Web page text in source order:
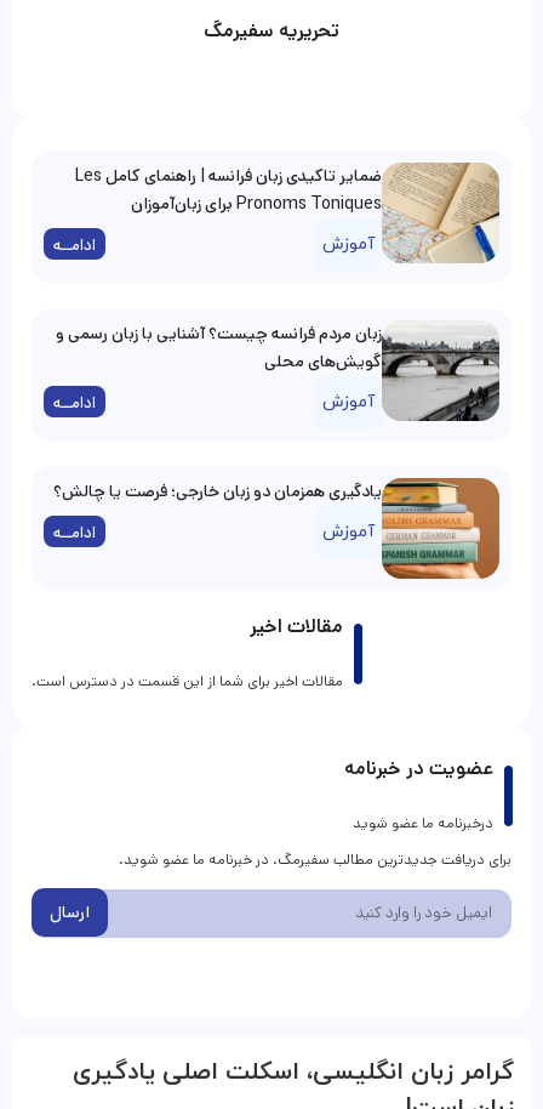
تحریریه سفیرمگ
مقالات اخیر
مقالات اخیر برای شما از این قسمت در دسترس است.
ضمایر تاکیدی زبان فرانسه | راهنمای کامل Les
Pronoms Toniques برای زبان‌آموزان
آموزش ادامــه
زبان مردم فرانسه چیست؟ آشنایی با زبان رسمی و
گویش‌های محلی
آموزش ادامــه
یادگیری همزمان دو زبان خارجی؛ فرصت یا چالش؟
آموزش ادامــه
عضویت در خبرنامه
درخبرنامه ما عضو شوید
برای دریافت جدیدترین مطالب سفیرمگ، در خبرنامه ما عضو شوید.
ارسال
گرامر زبان انگلیسی، اسکلت اصلی یادگیری